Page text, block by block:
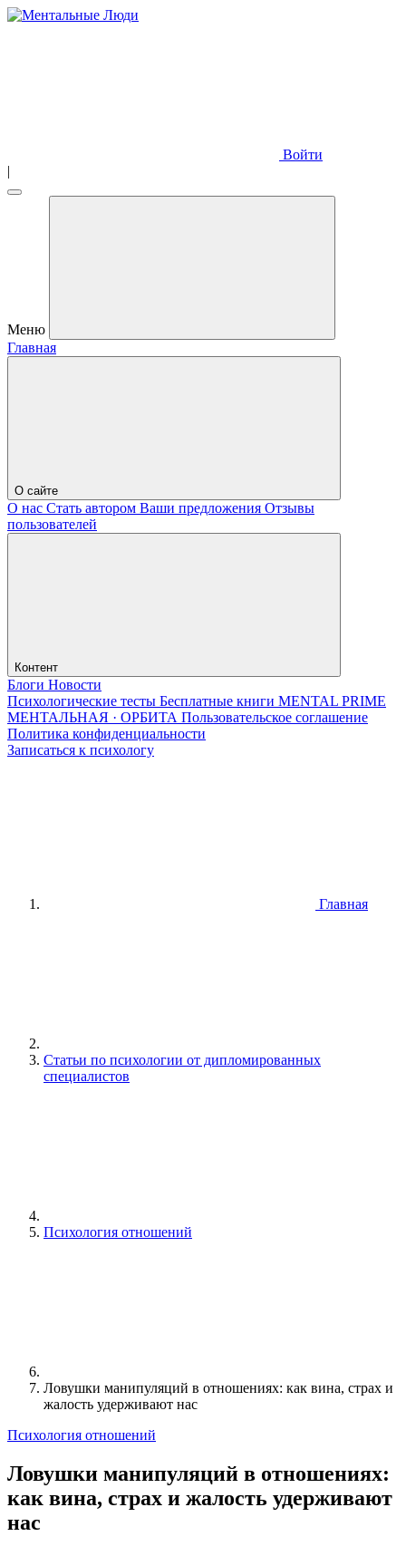
Войти
|
Меню
Главная
О сайте
О нас Стать автором Ваши предложения Отзывы
пользователей
Контент
Блоги Новости
Психологические тесты Бесплатные книги MENTAL PRIME
МЕНТАЛЬНАЯ · ОРБИТА Пользовательское соглашение
Политика конфиденциальности
Записаться к психологу
Главная
Статьи по психологии от дипломированных
специалистов
Психология отношений
Ловушки манипуляций в отношениях: как вина, страх и
жалость удерживают нас
Психология отношений
Ловушки манипуляций в отношениях:
как вина, страх и жалость удерживают
нас